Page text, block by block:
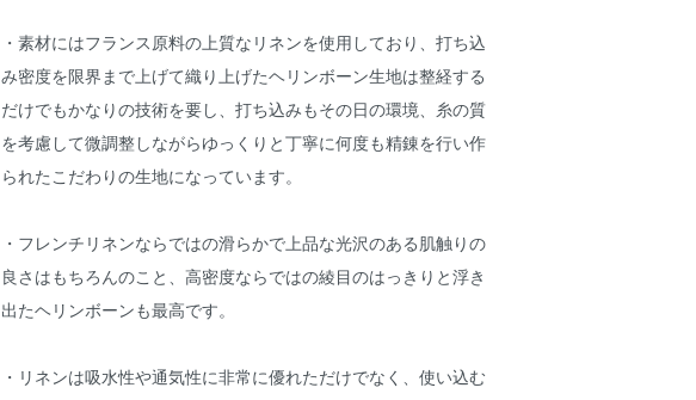
・素材にはフランス原料の上質なリネンを使用しており、打ち込
み密度を限界まで上げて織り上げたヘリンボーン生地は整経する
だけでもかなりの技術を要し、打ち込みもその日の環境、糸の質
を考慮して微調整しながらゆっくりと丁寧に何度も精錬を行い作
られたこだわりの生地になっています。
・フレンチリネンならではの滑らかで上品な光沢のある肌触りの
良さはもちろんのこと、高密度ならではの綾目のはっきりと浮き
出たヘリンボーンも最高です。
・リネンは吸水性や通気性に非常に優れただけでなく、使い込む